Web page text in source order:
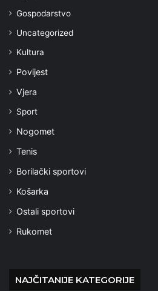
Gospodarstvo
Uncategorized
Kultura
Povijest
Vjera
Sport
Nogomet
Tenis
Borilački sportovi
Košarka
Ostali sportovi
Rukomet
NAJČITANIJE KATEGORIJE